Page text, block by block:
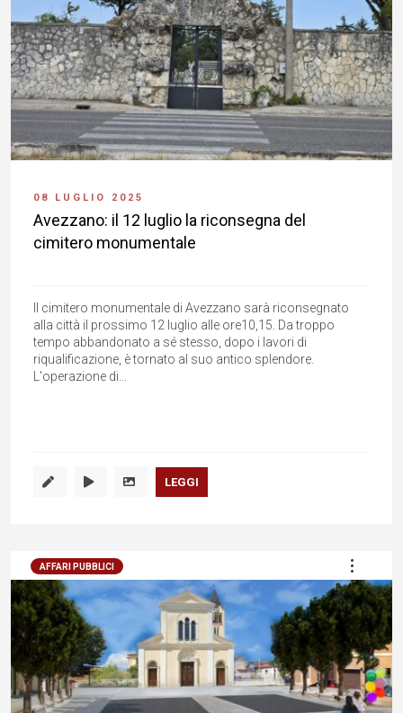
08 LUGLIO 2025
Avezzano: il 12 luglio la riconsegna del
cimitero monumentale
Il cimitero monumentale di Avezzano sarà riconsegnato
alla città il prossimo 12 luglio alle ore10,15. Da troppo
tempo abbandonato a sé stesso, dopo i lavori di
riqualificazione, è tornato al suo antico splendore.
L'operazione di...
LEGGI
AFFARI PUBBLICI